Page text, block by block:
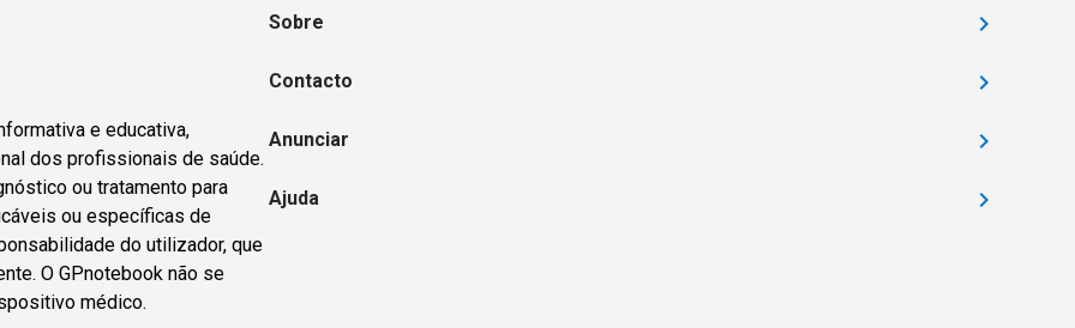
e educativa,
dos profissionais de saúde.
ou tratamento para
ou específicas de
do utilizador, que
O GPnotebook não se
médico.
Sobre
Contacto
Anunciar
Ajuda